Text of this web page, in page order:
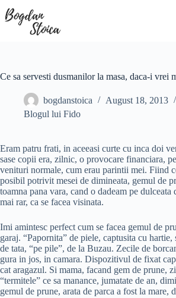
to
content
Ce sa servesti dusmanilor la masa, daca-i vrei
bogdanstoica
August 18, 2013
Blogul lui Fido
Eram patru frati, in aceeasi curte cu inca doi
sase copii era, zilnic, o provocare financiara,
venituri normale, cum erau parintii mei. Fiind
posibil potrivit mesei de dimineata, gemul de
toamna pana vara, cand o dadeam pe
mai rar, ca se facea visinata.
Imi amintesc perfect cum se facea gemul de
garaj. “Papornita” de piele, captusita cu
de tata, “pe pile”, de la Buzau. Zecile de
gura in jos, in camara. Dispozitivul de fixat
cat aragazul. Si mama, facand gem de prune,
“termitele” ce sa manance, jumatate de an,
gemul de prune, arata de parca a fost la mare,